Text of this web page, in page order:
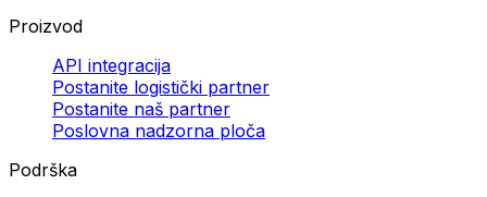
Proizvod
API integracija
Postanite logistički partner
Postanite naš partner
Poslovna nadzorna ploča
Podrška